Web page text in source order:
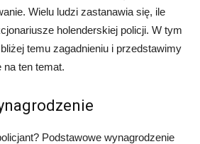
Wielu ludzi zastanawia się, ile
holenderskiej policji. W tym
temu zagadnieniu i przedstawimy
na ten temat.
Podstawowe wynagrodzenie